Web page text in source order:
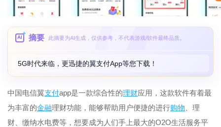
AI 摘要 此摘要为AI生成，仅供参考，不代表游戏/软件最终品质。
5G时代来临，更迅捷的翼支付App等您下载！
中国电信翼支付app是一款综合性的理财应用，这款软件有着最
为丰富的金融理财功能，能够帮助用户便捷的进行购物 、理
财、缴纳水电费等，想要成为人们手上最大的O2O生活服务平